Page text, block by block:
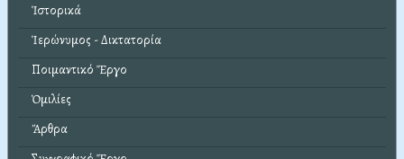
Ἱστορικά
Ἱερώνυμος - Δικτατορία
Ποιμαντικό Ἔργο
Ὁμιλίες
Ἄρθρα